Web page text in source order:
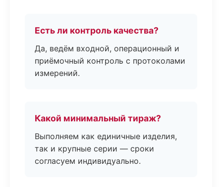
Есть ли контроль качества?
Да, ведём входной, операционный и
приёмочный контроль с протоколами
измерений.
Какой минимальный тираж?
Выполняем как единичные изделия,
так и крупные серии — сроки
согласуем индивидуально.